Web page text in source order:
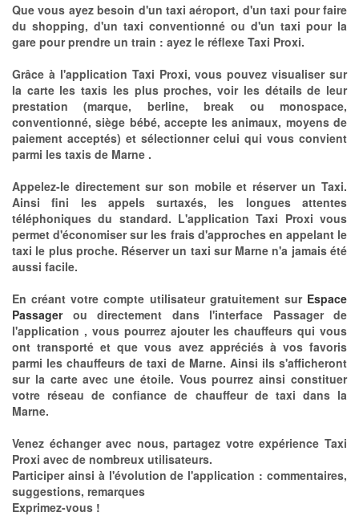
Que vous ayez besoin d'un taxi aéroport, d'un taxi pour faire
du shopping, d'un taxi conventionné ou d'un taxi pour la
gare pour prendre un train : ayez le réflexe Taxi Proxi.
Grâce à l'application Taxi Proxi, vous pouvez visualiser sur
la carte les taxis les plus proches, voir les détails de leur
prestation (marque, berline, break ou monospace,
conventionné, siège bébé, accepte les animaux, moyens de
paiement acceptés) et sélectionner celui qui vous convient
parmi les taxis de Marne .
Appelez-le directement sur son mobile et réserver un Taxi.
Ainsi fini les appels surtaxés, les longues attentes
téléphoniques du standard. L'application Taxi Proxi vous
permet d'économiser sur les frais d'approches en appelant le
taxi le plus proche. Réserver un taxi sur Marne n'a jamais été
aussi facile.
En créant votre compte utilisateur gratuitement sur Espace
Passager ou directement dans l'interface Passager de
l'application , vous pourrez ajouter les chauffeurs qui vous
ont transporté et que vous avez appréciés à vos favoris
parmi les chauffeurs de taxi de Marne. Ainsi ils s'afficheront
sur la carte avec une étoile. Vous pourrez ainsi constituer
votre réseau de confiance de chauffeur de taxi dans la
Marne.
Venez échanger avec nous, partagez votre expérience Taxi
Proxi avec de nombreux utilisateurs.
Participer ainsi à l'évolution de l'application : commentaires,
suggestions, remarques
Exprimez-vous !